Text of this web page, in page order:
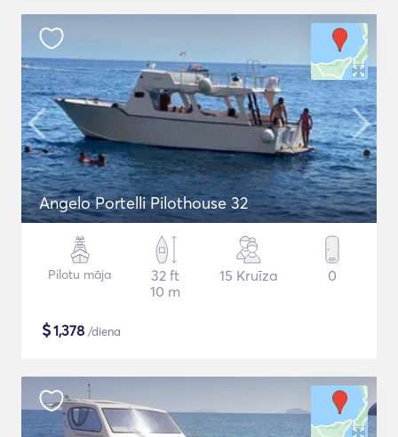
Angelo Portelli Pilothouse 32
Pilotu māja
32 ft
10 m
15 Kruīza 0
$1,378 /diena